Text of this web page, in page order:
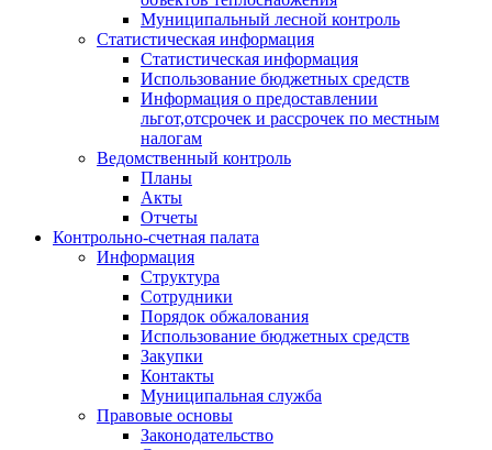
Муниципальный лесной контроль
Статистическая информация
Статистическая информация
Использование бюджетных средств
Информация о предоставлении
льгот,отсрочек и рассрочек по местным
налогам
Ведомственный контроль
Планы
Акты
Отчеты
Контрольно-счетная палата
Информация
Структура
Сотрудники
Порядок обжалования
Использование бюджетных средств
Закупки
Контакты
Муниципальная служба
Правовые основы
Законодательство